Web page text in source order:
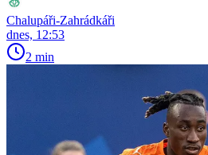
Chalupáři-Zahrádkáři
dnes, 12:53
2 min